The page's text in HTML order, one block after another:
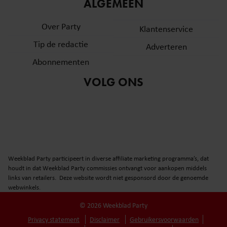
partners kunnen deze gegevens combineren met andere
verzameld op basis van uw gebruik van hun services. U
gaat akkoord met onze cookies als u onze website blijft
ALGEMEEN
Over Party
Tip de redactie
Abonnementen
Klantenservice
Adverteren
VOLG ONS
Weekblad Party participeert in diverse affiliate marketing programma’s, dat
houdt in dat Weekblad Party commissies ontvangt voor aankopen middels
links van retailers. Deze website wordt niet gesponsord door de genoemde
webwinkels.
© 2026 Weekblad Party
Privacy statement
Disclaimer
Gebruikersvoorwaarden